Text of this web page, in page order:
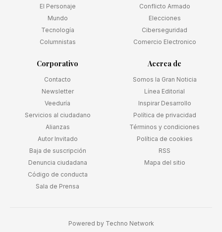
El Personaje
Mundo
Tecnología
Columnistas
Conflicto Armado
Elecciones
Ciberseguridad
Comercio Electronico
Corporativo
Contacto
Newsletter
Veeduría
Servicios al ciudadano
Alianzas
Autor Invitado
Baja de suscripción
Denuncia ciudadana
Código de conducta
Sala de Prensa
Acerca de
Somos la Gran Noticia
Línea Editorial
Inspirar Desarrollo
Política de privacidad
Términos y condiciones
Política de cookies
RSS
Mapa del sitio
Powered by Techno Network